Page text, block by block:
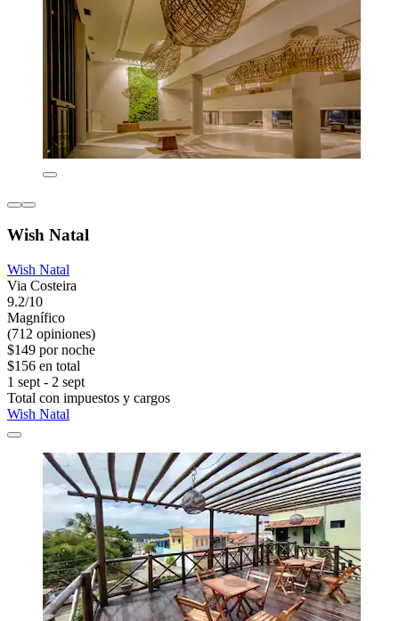
Wish Natal
Wish Natal
Via Costeira
9.2/10
Magnífico
(712 opiniones)
$149 por noche
$156 en total
1 sept - 2 sept
Total con impuestos y cargos
Wish Natal